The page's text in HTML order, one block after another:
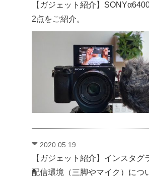
【ガジェット紹介】
2点をご紹介。
2020.05.19
【ガジェット紹介】インスタグ
配信環境（三脚やマイク）につ